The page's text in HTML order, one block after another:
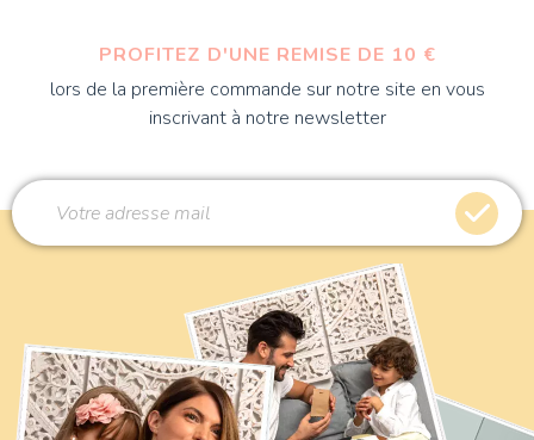
PROFITEZ D'UNE REMISE DE 10 €
lors de la première commande sur notre site en vous
inscrivant à notre newsletter